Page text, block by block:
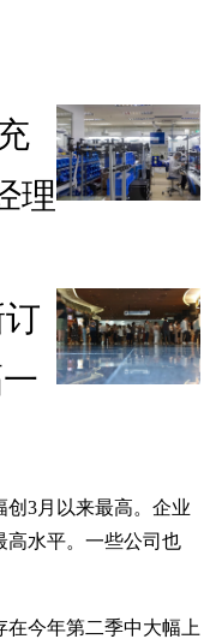
理
创3月以来最高。企业
高水平。一些公司也
在今年第二季中大幅上